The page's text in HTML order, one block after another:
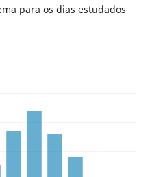
para os dias estudados